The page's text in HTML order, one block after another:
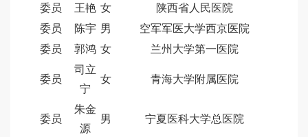
委员
王艳 女
陕西省人民医院
委员
陈宇 男
空军军医大学西京医院
委员
郭鸿 女 兰州大学第一医院
委员
司立
宁
女 青海大学附属医院
委员
朱金
源
男 宁夏医科大学总医院